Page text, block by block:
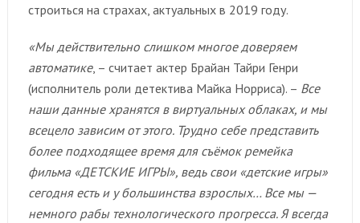
строиться на страхах, актуальных в 2019 году.
«Мы действительно слишком многое доверяем
автоматике, – считает актер Брайан Тайри Генри
(исполнитель роли детектива Майка Норриса). – Все
наши данные хранятся в виртуальных облаках, и мы
всецело зависим от этого. Трудно себе представить
более подходящее время для съёмок ремейка
фильма «ДЕТСКИЕ ИГРЫ», ведь свои «детские игры»
сегодня есть и у большинства взрослых… Все мы —
немного рабы технологического прогресса. Я всегда